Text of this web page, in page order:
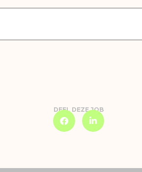
DEEL DEZE JOB